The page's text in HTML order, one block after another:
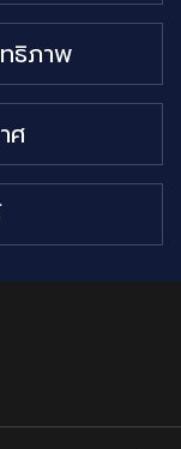
ธิภาพ
ศ